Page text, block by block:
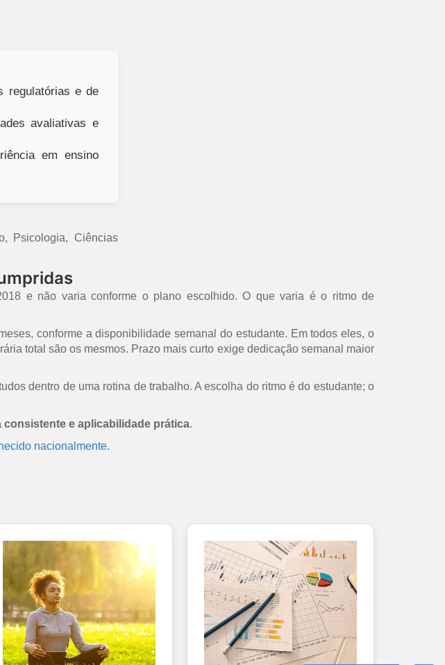
regulatórias e de
avaliativas e
em ensino
Psicologia, Ciências
e não varia conforme o plano escolhido. O que varia é o ritmo de
conforme a disponibilidade semanal do estudante. Em todos eles, o
total são os mesmos. Prazo mais curto exige dedicação semanal maior
dentro de uma rotina de trabalho. A escolha do ritmo é do estudante; o
e aplicabilidade prática.
nacionalmente.